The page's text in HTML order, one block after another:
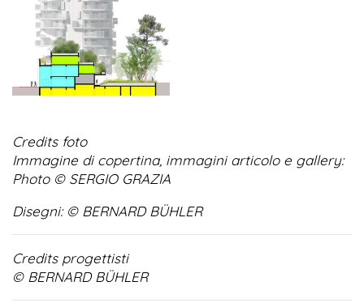
Credits foto
Immagine di copertina, immagini articolo e gallery:
Photo © SERGIO GRAZIA
Disegni: © BERNARD BÜHLER
Credits progettisti
© BERNARD BÜHLER